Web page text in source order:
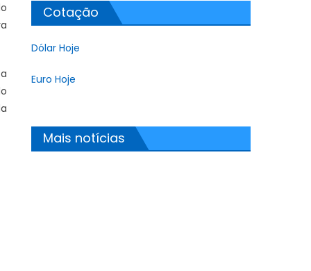
Cotação
Dólar Hoje
Euro Hoje
Mais notícias